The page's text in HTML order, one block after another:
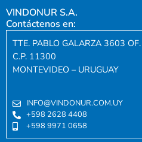
VINDONUR S.A.
Contáctenos en:
TTE. PABLO GALARZA 3603
C.P. 11300
MONTEVIDEO – URUGUAY
INFO@VINDONUR.COM.UY
+598 2628 4408
+598 9971 0658